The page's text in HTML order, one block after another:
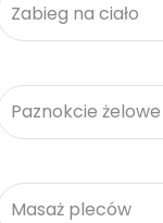
Zabieg na ciało
Paznokcie żelowe
Masaż pleców